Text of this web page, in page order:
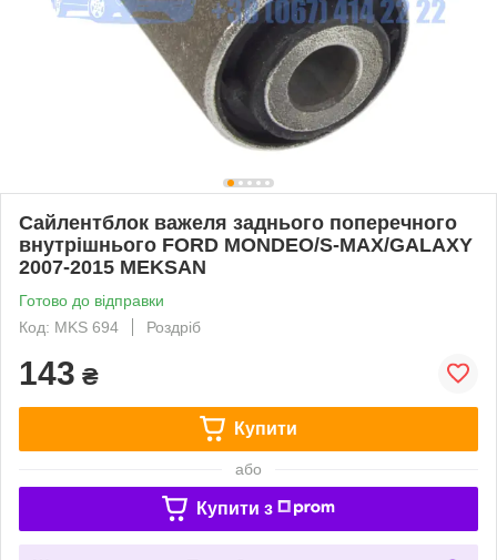
Сайлентблок важеля заднього поперечного
внутрішнього FORD MONDEO/S-MAX/GALAXY
2007-2015 MEKSAN
Готово до відправки
Код: MKS 694
Роздріб
143 ₴
Купити
або
Купити з